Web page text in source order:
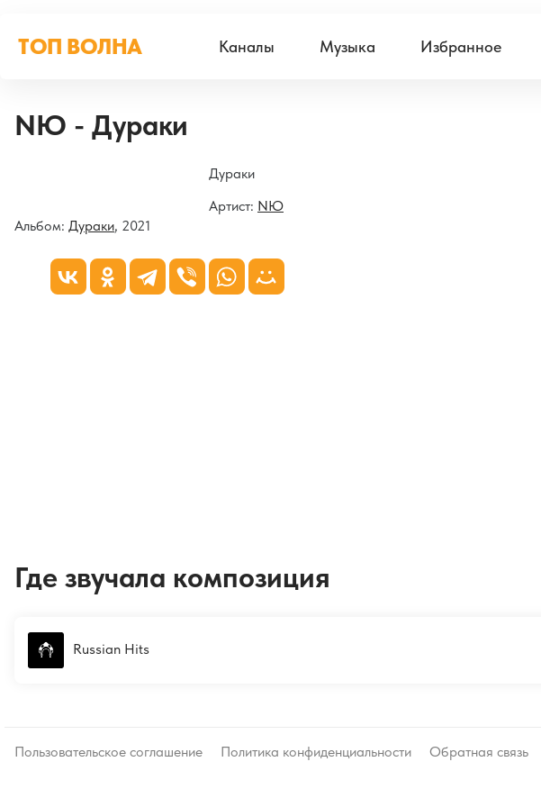
ТОП ВОЛНА Каналы Музыка Избранное
NЮ - Дураки
Дураки
Артист: NЮ
Альбом: Дураки, 2021
Где звучала композиция
Russian Hits
Пользовательское соглашение Политика конфиденциальности Обратная связь